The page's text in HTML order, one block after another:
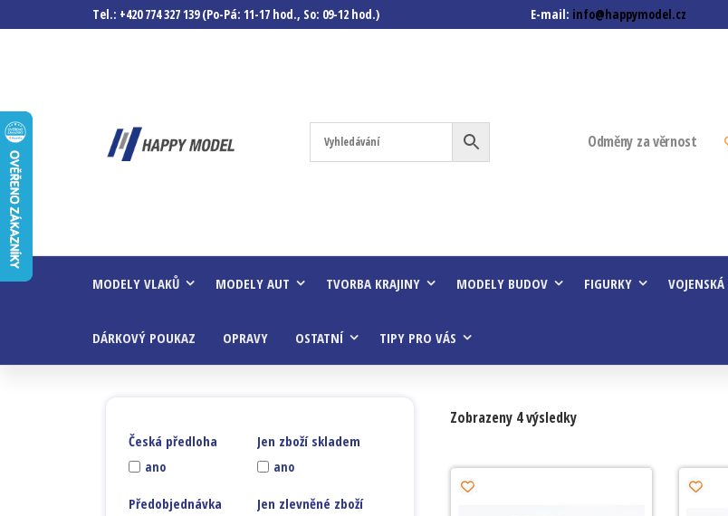
Tel.: +420 774 327 139 (Po-Pá: 11-17 hod., So: 09-12 hod.) E-mail: info@happymodel.cz
Happymodel.cz
modelová
Odměny za věrnost
MODELY VLAKŮ MODELY AUT TVORBA KRAJINY MODELY BUDOV FIGURKY
DÁRKOVÝ POUKAZ OPRAVY OSTATNÍ TIPY PRO VÁS
Zobrazeny 4 výsledky
Česká předloha
ano
Jen zboží skladem
ano
Předobjednávka Jen zlevněné zboží